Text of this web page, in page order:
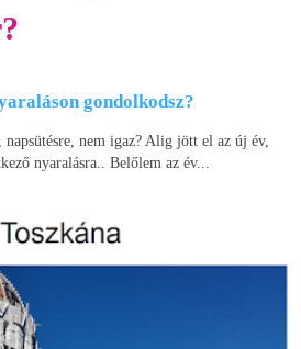
gondolkodsz?
nem igaz? Alig jött el az új év,
nyaralásra.. Belőlem az év...